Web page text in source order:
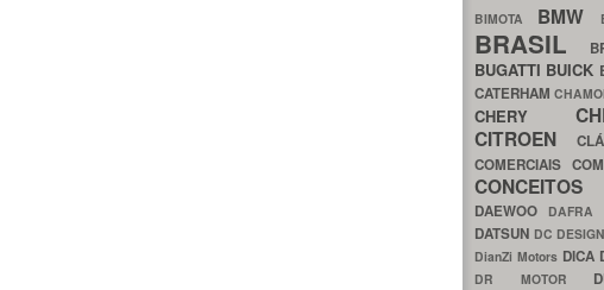
BIMOTA BMW
BRASIL
BUGATTI BUICK
CATERHAM
CHERY
CITROEN
COMERCIAIS
CONCEITOS
DAEWOO DAFRA
DATSUN DC DESIGN
DianZi Motors DICA
DR MOTOR